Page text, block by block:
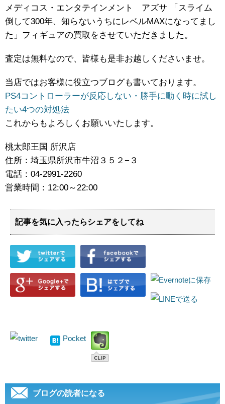
メディコス・エンタテインメント アズサ ​「スライム
倒して300年、知らないうちにレベルMAXになってまし
た」フィギュアの買取をさせていただきました。
査定は無料なので、皆様も是非お越しくださいませ。
当店ではお客様に役立つブログも書いております。
PS4コントローラーが反応しない・勝手に動く時に試し
たい4つの対処法
これからもよろしくお願いいたします。
桃太郎王国 所沢店
住所：埼玉県所沢市牛沼３５２−３
電話：04-2991-2260
営業時間：12:00～22:00
記事を気に入ったらシェアをしてね
Pocket
ブログの読者になる